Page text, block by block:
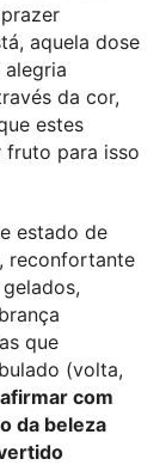
aquela dose
da cor,
estes
fruto para isso
estado de
reconfortante
que
(volta,
com
da beleza